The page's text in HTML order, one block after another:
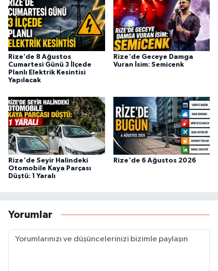
Rize’de 8 Ağustos
Cumartesi Günü 3 İlçede
Planlı Elektrik Kesintisi
Yapılacak
Rize'de Geceye Damga
Vuran İsim: Semicenk
Rize'de Seyir Halindeki
Otomobile Kaya Parçası
Düştü: 1 Yaralı
Rize'de 6 Ağustos 2026
Yorumlar